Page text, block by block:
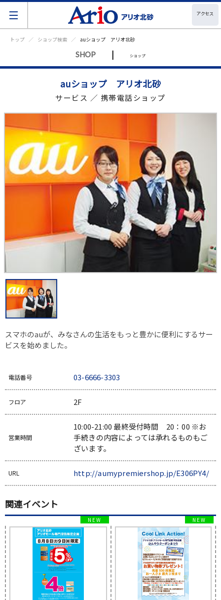
アクセス
トップ ショップ検索 auショップ アリオ北砂
SHOP | ショップ
auショップ アリオ北砂
サービス ／ 携帯電話ショップ
スマホのauが、みなさんの生活をもっと豊かに便利にするサー
ビスを始めました。
電話番号 03-6666-3303
フロア 2F
営業時間
10:00-21:00 最終受付時間 20：00 ※お
手続きの内容によっては承れるものもご
ざいます。
URL http://aumypremiershop.jp/E306PY4/
関連イベント